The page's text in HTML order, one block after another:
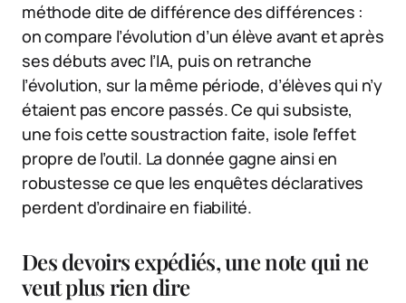
méthode dite de différence des différences :
on compare l’évolution d’un élève avant et après
ses débuts avec l’IA, puis on retranche
l’évolution, sur la même période, d’élèves qui n’y
étaient pas encore passés. Ce qui subsiste,
une fois cette soustraction faite, isole l’effet
propre de l’outil. La donnée gagne ainsi en
robustesse ce que les enquêtes déclaratives
perdent d’ordinaire en fiabilité.
Des devoirs expédiés, une note qui ne
veut plus rien dire